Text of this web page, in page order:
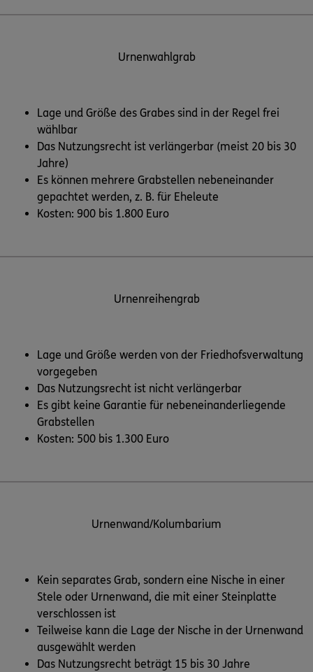
Urnenwahlgrab
Lage und Größe des Grabes sind in der Regel frei
wählbar
Das Nutzungsrecht ist verlängerbar (meist 20 bis 30
Jahre)
Es können mehrere Grabstellen nebeneinander
gepachtet werden, z. B. für Eheleute
Kosten: 900 bis 1.800 Euro
Urnenreihengrab
Lage und Größe werden von der Friedhofsverwaltung
vorgegeben
Das Nutzungsrecht ist nicht verlängerbar
Es gibt keine Garantie für nebeneinanderliegende
Grabstellen
Kosten: 500 bis 1.300 Euro
Urnenwand/Kolumbarium
Kein separates Grab, sondern eine Nische in einer
Stele oder Urnenwand, die mit einer Steinplatte
verschlossen ist
Teilweise kann die Lage der Nische in der Urnenwand
ausgewählt werden
Das Nutzungsrecht beträgt 15 bis 30 Jahre